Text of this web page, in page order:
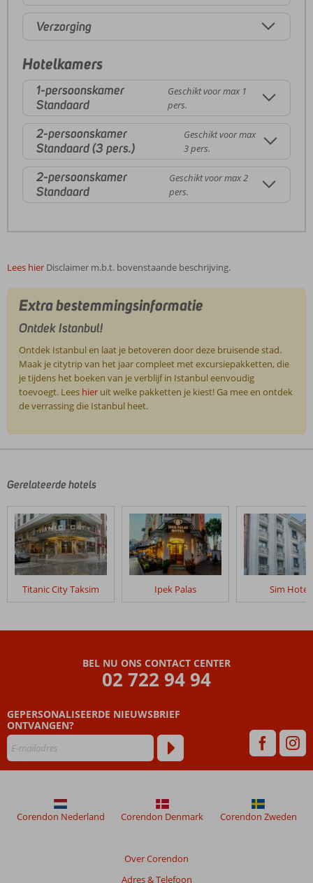
Verzorging
Hotelkamers
1-persoonskamer
Standaard
Geschikt voor max 1
pers.
2-persoonskamer
Standaard (3 pers.)
Geschikt voor max
3 pers.
2-persoonskamer
Standaard
Geschikt voor max 2
pers.
Lees hier Disclaimer m.b.t. bovenstaande beschrijving.
Extra bestemmingsinformatie
Ontdek Istanbul!
Ontdek Istanbul en laat je betoveren door deze bruisende stad.
Maak je citytrip van het jaar compleet met excursiepakketten, die
je tijdens het boeken van je verblijf in Istanbul eenvoudig
toevoegt. Lees hier uit welke pakketten je kiest! Ga mee en ontdek
de verrassing die Istanbul heet.
door
klanten
geschreven
na
hun
verblijf
Grand
zijn
dan
48
worden
meer
weergegeven
Gerelateerde hotels
Titanic City Taksim Ipek Palas Sim Hotel
BEL NU ONS CONTACT CENTER
02 722 94 94
GEPERSONALISEERDE NIEUWSBRIEF
ONTVANGEN?
Over Corendon
Adres & Telefoon
Corendon Nederland Corendon Denmark Corendon Zweden